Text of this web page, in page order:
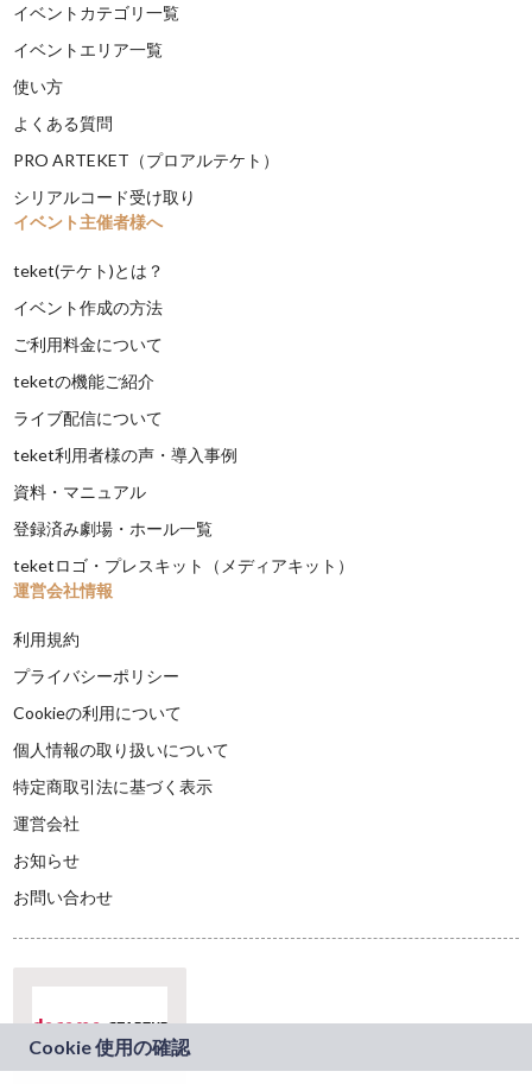
イベントカテゴリ一覧
イベントエリア一覧
使い方
よくある質問
PRO ARTEKET（プロアルテケト）
シリアルコード受け取り
イベント主催者様へ
teket(テケト)とは？
イベント作成の方法
ご利用料金について
teketの機能ご紹介
ライブ配信について
teket利用者様の声・導入事例
資料・マニュアル
登録済み劇場・ホール一覧
teketロゴ・プレスキット（メディアキット）
運営会社情報
利用規約
プライバシーポリシー
Cookieの利用について
個人情報の取り扱いについて
特定商取引法に基づく表示
運営会社
お知らせ
お問い合わせ